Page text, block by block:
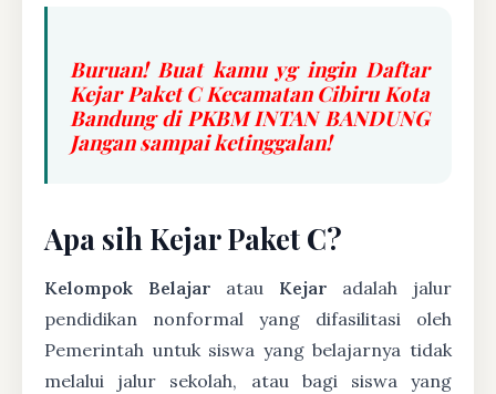
Buruan! Buat kamu yg ingin Daftar
Kejar Paket C Kecamatan Cibiru Kota
Bandung di PKBM INTAN BANDUNG
Jangan sampai ketinggalan!
Apa sih Kejar Paket C?
Kelompok Belajar atau Kejar adalah jalur
pendidikan nonformal yang difasilitasi oleh
Pemerintah untuk siswa yang belajarnya tidak
melalui jalur sekolah, atau bagi siswa yang